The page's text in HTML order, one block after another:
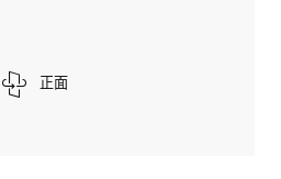
正面